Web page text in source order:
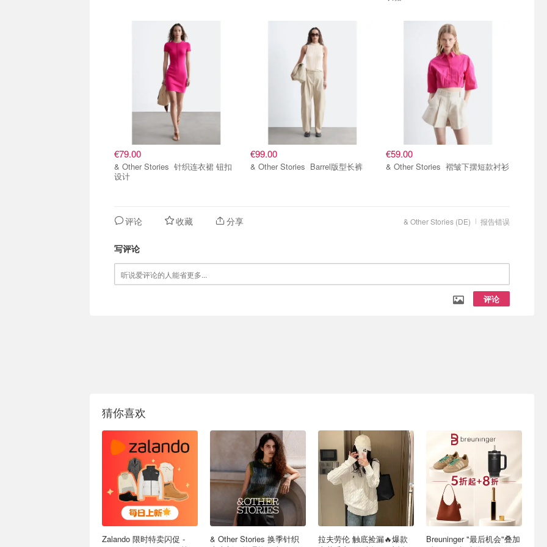
€79.00
& Other Stories 针织连衣裙 钮扣
设计
€99.00
& Other Stories Barrel版型长裤
€59.00
& Other Stories 褶皱下摆短款衬衫
报告错误
& Other Stories (DE)
评论 收藏 分享
写评论
评论
猜你喜欢
Zalando 限时特卖闪促 -
& Other Stories 换季针织
拉夫劳伦 触底捡漏🔥爆款
Breuninger "最后机会"叠加